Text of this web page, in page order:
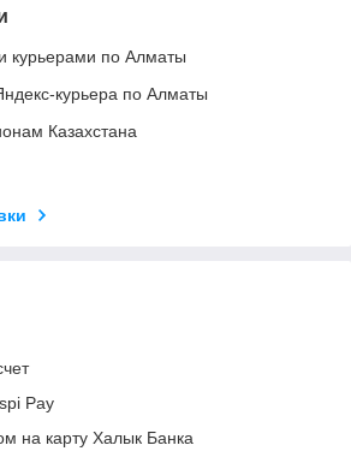
курьерами по Алматы
курьера по Алматы
Казахстана
Pay
на карту Халык Банка